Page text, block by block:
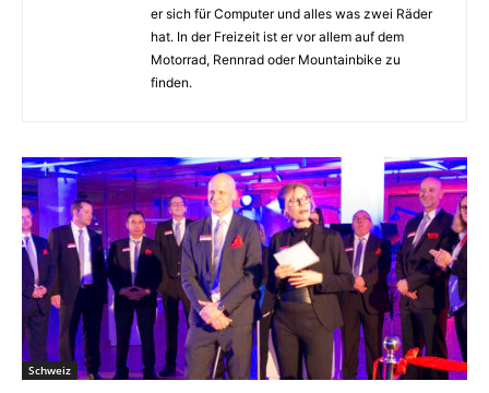
er sich für Computer und alles was zwei Räder
hat. In der Freizeit ist er vor allem auf dem
Motorrad, Rennrad oder Mountainbike zu
finden.
Schweiz